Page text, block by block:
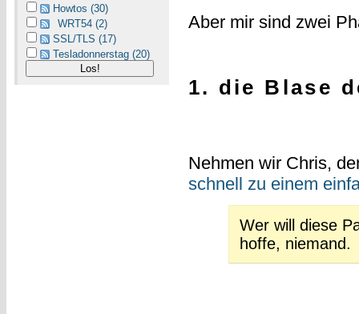
Howtos (30)
WRT54 (2)
SSL/TLS (17)
Tesladonnerstag (20)
Aber mir sind zwei
1. die Blase
Nehmen wir Chris,
schnell zu einem
Wer will diese
hoffe, niemand.